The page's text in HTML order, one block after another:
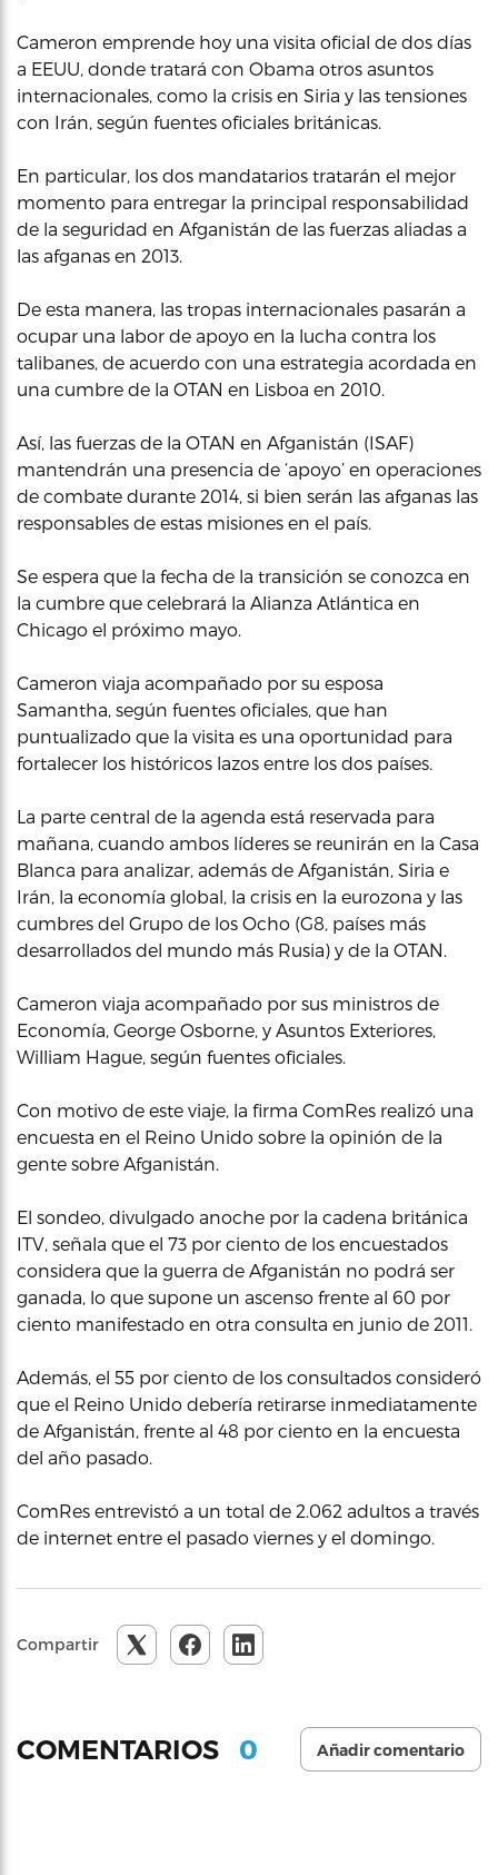
Cameron emprende hoy una visita oficial de dos días
a EEUU, donde tratará con Obama otros asuntos
internacionales, como la crisis en Siria y las tensiones
con Irán, según fuentes oficiales británicas.
En particular, los dos mandatarios tratarán el mejor
momento para entregar la principal responsabilidad
de la seguridad en Afganistán de las fuerzas aliadas a
las afganas en 2013.
De esta manera, las tropas internacionales pasarán a
ocupar una labor de apoyo en la lucha contra los
talibanes, de acuerdo con una estrategia acordada en
una cumbre de la OTAN en Lisboa en 2010.
Así, las fuerzas de la OTAN en Afganistán (ISAF)
mantendrán una presencia de ‘apoyo’ en operaciones
de combate durante 2014, si bien serán las afganas las
responsables de estas misiones en el país.
Se espera que la fecha de la transición se conozca en
la cumbre que celebrará la Alianza Atlántica en
Chicago el próximo mayo.
Cameron viaja acompañado por su esposa
Samantha, según fuentes oficiales, que han
puntualizado que la visita es una oportunidad para
fortalecer los históricos lazos entre los dos países.
La parte central de la agenda está reservada para
mañana, cuando ambos líderes se reunirán en la Casa
Blanca para analizar, además de Afganistán, Siria e
Irán, la economía global, la crisis en la eurozona y las
cumbres del Grupo de los Ocho (G8, países más
desarrollados del mundo más Rusia) y de la OTAN.
Cameron viaja acompañado por sus ministros de
Economía, George Osborne, y Asuntos Exteriores,
William Hague, según fuentes oficiales.
Con motivo de este viaje, la firma ComRes realizó una
encuesta en el Reino Unido sobre la opinión de la
gente sobre Afganistán.
El sondeo, divulgado anoche por la cadena británica
ITV, señala que el 73 por ciento de los encuestados
considera que la guerra de Afganistán no podrá ser
ganada, lo que supone un ascenso frente al 60 por
ciento manifestado en otra consulta en junio de 2011.
Además, el 55 por ciento de los consultados consideró
que el Reino Unido debería retirarse inmediatamente
de Afganistán, frente al 48 por ciento en la encuesta
del año pasado.
ComRes entrevistó a un total de 2.062 adultos a través
de internet entre el pasado viernes y el domingo.
Compartir
COMENTARIOS 0 Añadir comentario